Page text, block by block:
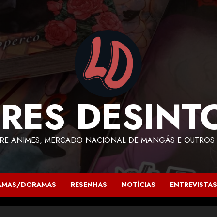
ANIMES, MERCADO NACIONAL DE MANGÁS E OUTROS
DORAMAS RESENHAS NOTÍCIAS ENTREVISTAS